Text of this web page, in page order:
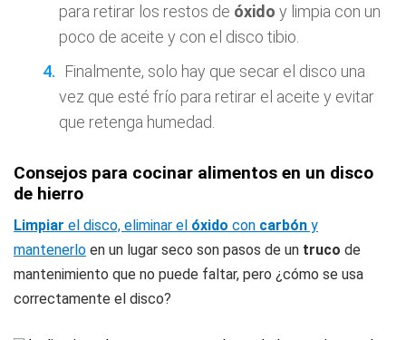
para retirar los restos de óxido y limpia con un
poco de aceite y con el disco tibio.
Finalmente, solo hay que secar el disco una
vez que esté frío para retirar el aceite y evitar
que retenga humedad.
Consejos para cocinar alimentos en un disco
de hierro
Limpiar el disco, eliminar el óxido con carbón y
mantenerlo en un lugar seco son pasos de un truco de
mantenimiento que no puede faltar, pero ¿cómo se usa
correctamente el disco?